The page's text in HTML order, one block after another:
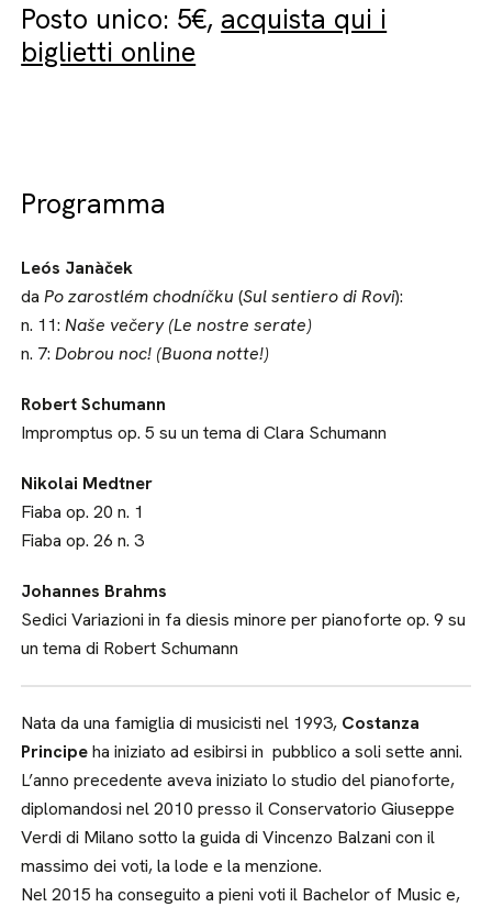
Posto unico: 5€, acquista qui i
biglietti online
Programma
Leós Janàček
daPo zarostlém chodníčku (Sul sentiero di Rovi):
n. 11:Naše večery (Le nostre serate)
n. 7:Dobrou noc! (Buona notte!)
Robert Schumann
Impromptus op. 5 su un tema di Clara Schumann
Nikolai Medtner
Fiaba op. 20 n. 1
Fiaba op. 26 n. 3
Johannes Brahms
Sedici Variazioni in fa diesis minore per pianoforte op. 9 su
un tema di Robert Schumann
Nata da una famiglia di musicisti nel 1993, Costanza
Principeha iniziato ad esibirsi in pubblico a soli sette anni.
L’anno precedente aveva iniziato lo studio del pianoforte,
diplomandosi nel 2010 presso il Conservatorio Giuseppe
Verdi di Milano sotto la guida di Vincenzo Balzani con il
massimo dei voti, la lode e la menzione.
Nel 2015 ha conseguito a pieni voti il Bachelor of Music e,